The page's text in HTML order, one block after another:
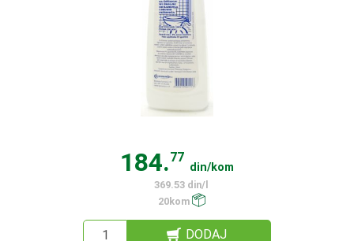
184.77
din/kom
369.53 din/l
20kom
DODAJ